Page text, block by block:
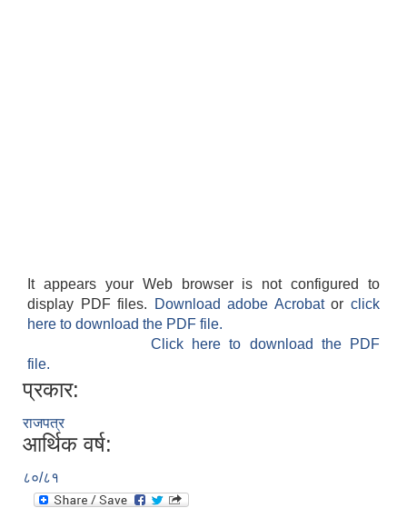
It appears your Web browser is not configured to
display PDF files.
Download adobe Acrobatorclick
here to download the PDF file.
Click here to download the PDF
file.
प्रकार:
राजपत्र
आर्थिक वर्ष:
८०/८१